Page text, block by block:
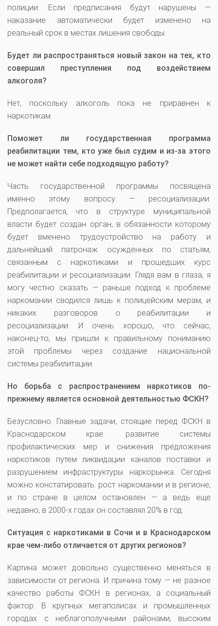
полиции. Если предписания будут нарушены —
наказание автоматически будет изменено на
реальный срок в местах лишения свободы.
Будет ли распространяться новый закон на тех, кто
совершил преступления под воздействием
алкоголя?
Нет, поскольку алкоголь пока не приравнен к
наркотикам.
Поможет ли государственная программа
реабилитации тем, кто уже был судим и из-за этого
не может найти себе подходящую работу?
Часть государственной программы посвящена
именно этому вопросу — ресоциализации.
Предполагается, что в структуре муниципальной
власти будет создан орган, в обязанности которому
будет вменено трудоустройство на работу и
дальнейший патронаж осужденных по статьям,
связанным с наркотиками и прошедших курс
реабилитации и ресоциализации. Глядя вам в глаза, я
могу честно сказать — раньше подход к проблеме
наркомании сводился лишь к полицейским мерам, и
никаких разговоров о реабилитации и
ресоциализации. И очень хорошо, что сейчас,
наконец-то, мы пришли к правильному пониманию
этой проблемы через создание национальной
системы реабилитации.
Но борьба с распространением наркотиков по-
прежнему является основной деятельностью ФСКН?
Безусловно. Главные задачи, стоящие перед ФСКН в
Краснодарском крае: развитие системы
профилактических мер и снижения предложения
наркотиков путем ликвидации каналов поставки и
разрушением инфраструктуры наркорынка. Сегодня
можно констатировать: рост наркомании и в регионе,
и по стране в целом остановлен — а ведь еще
недавно, в 2000-х годах он составлял 20% в год.
Ситуация с наркотиками в Сочи и в Краснодарском
крае чем-либо отличается от других регионов?
Картина может довольно существенно меняться в
зависимости от региона. И причина тому — не разное
качество работы ФСКН в регионах, а социальный
фактор. В крупных мегаполисах и промышленных
городах с неблагополучными районами, высоким